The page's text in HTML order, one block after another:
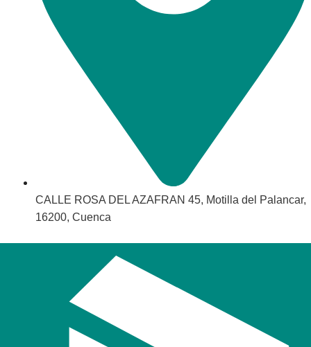
CALLE ROSA DEL AZAFRAN 45, Motilla del Palancar,
16200, Cuenca